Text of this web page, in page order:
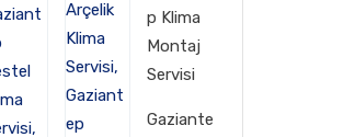
p Klima
Montaj
Servisi
Gaziante